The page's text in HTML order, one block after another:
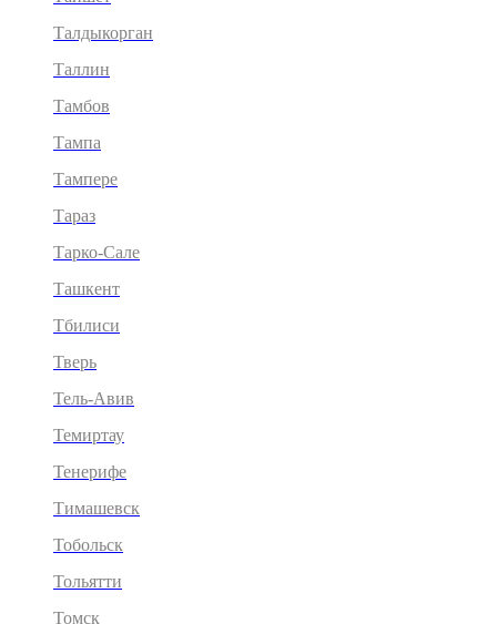
Талдыкорган
Таллин
Тамбов
Тампа
Тампере
Тараз
Тарко-Сале
Ташкент
Тбилиси
Тверь
Тель-Авив
Темиртау
Тенерифе
Тимашевск
Тобольск
Тольятти
Томск